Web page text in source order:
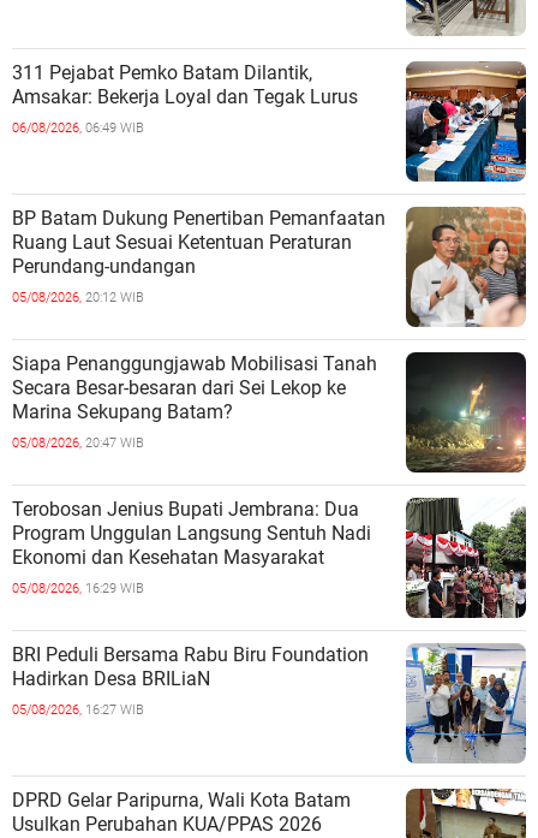
311 Pejabat Pemko Batam Dilantik,
Amsakar: Bekerja Loyal dan Tegak Lurus
06/08/2026, 06:49 WIB
BP Batam Dukung Penertiban Pemanfaatan
Ruang Laut Sesuai Ketentuan Peraturan
Perundang-undangan
05/08/2026, 20:12 WIB
Siapa Penanggungjawab Mobilisasi Tanah
Secara Besar-besaran dari Sei Lekop ke
Marina Sekupang Batam?
05/08/2026, 20:47 WIB
Terobosan Jenius Bupati Jembrana: Dua
Program Unggulan Langsung Sentuh Nadi
Ekonomi dan Kesehatan Masyarakat
05/08/2026, 16:29 WIB
BRI Peduli Bersama Rabu Biru Foundation
Hadirkan Desa BRILiaN
05/08/2026, 16:27 WIB
DPRD Gelar Paripurna, Wali Kota Batam
Usulkan Perubahan KUA/PPAS 2026